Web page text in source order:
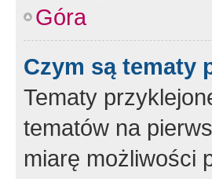
Góra
Czym są tematy
Tematy
tematów na
miarę możliwości